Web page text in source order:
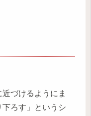
づけるようにま
ろす」というシ